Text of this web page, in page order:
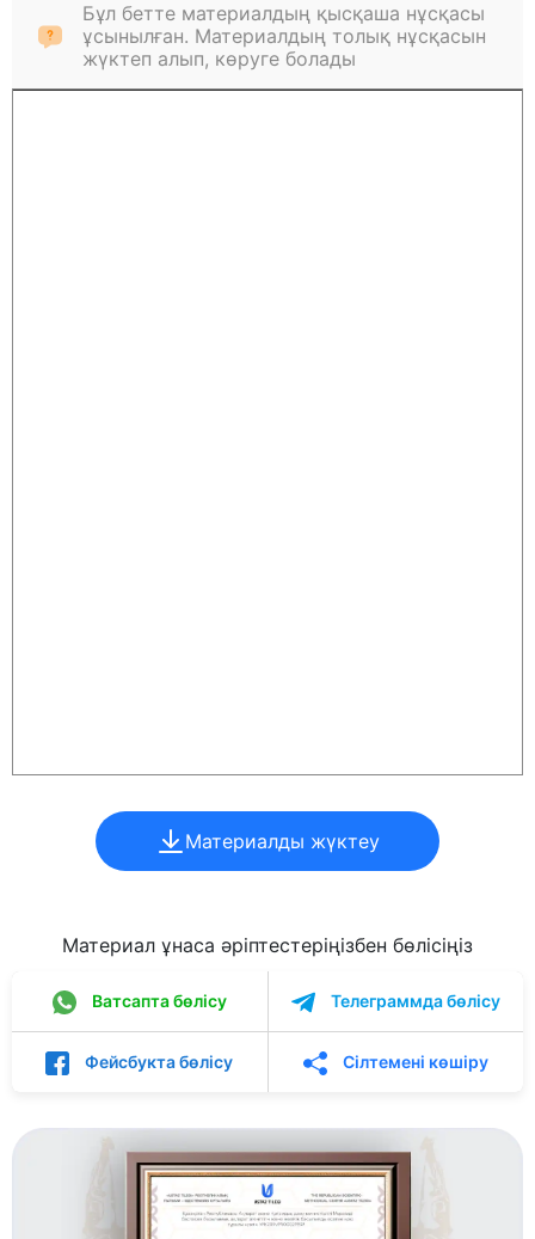
Бұл бетте материалдың қысқаша нұсқасы
ұсынылған. Материалдың толық нұсқасын
жүктеп алып, көруге болады
Материалды жүктеу
Материал ұнаса әріптестеріңізбен бөлісіңіз
Ватсапта бөлісу Телеграммда бөлісу
Фейсбукта бөлісу Сілтемені көшіру